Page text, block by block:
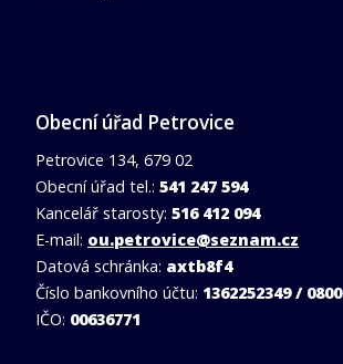
Obecní úřad Petrovice
Petrovice 134, 679 02
Obecní úřad tel.: 541 247 594
Kancelář starosty: 516 412 094
E-mail: ou.petrovice@seznam.cz
Datová schránka: axtb8f4
Číslo bankovního účtu: 1362252349 / 0800
IČO: 00636771